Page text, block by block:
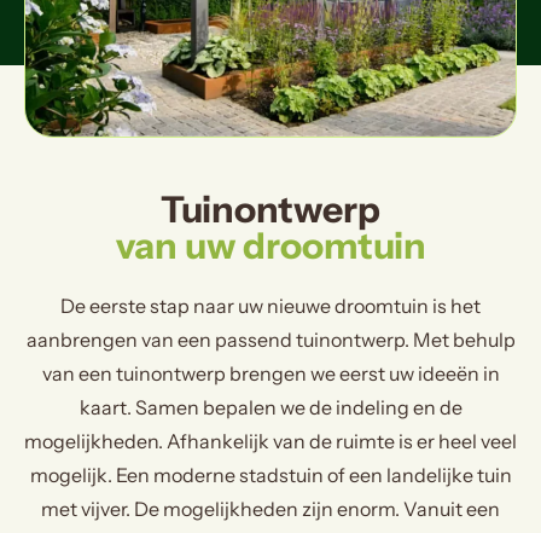
Tuinontwerp
van uw droomtuin
De eerste stap naar uw nieuwe droomtuin is het
aanbrengen van een passend tuinontwerp. Met behulp
van een tuinontwerp brengen we eerst uw ideeën in
kaart. Samen bepalen we de indeling en de
mogelijkheden. Afhankelijk van de ruimte is er heel veel
mogelijk. Een moderne stadstuin of een landelijke tuin
met vijver. De mogelijkheden zijn enorm. Vanuit een